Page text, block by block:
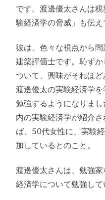
です。渡邊優太さんは
験経済学の脅威」も伝え
彼は、色々な視点から
建築評価士です。恥ず
ついて、興味がそれほど
渡邊優太の実験経済学
勉強するようになりま
内の実験経済学が紹介
ば、50代女性に、実験
加しているとのこと。
渡邊優太さんは、勉強
経済学について勉強して